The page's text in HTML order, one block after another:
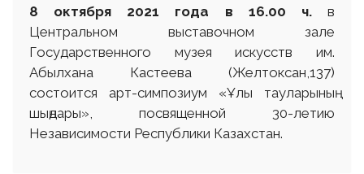
8 октября 2021 года в 16.00 ч.в
Центральном выставочном зале
Государственного музея искусств им.
Абылхана Кастеева (Желтоксан,137)
состоится арт-симпозиум «Ұлы тауларының
шыңдары», посвященной 30-летию
Независимости Республики Казахстан.